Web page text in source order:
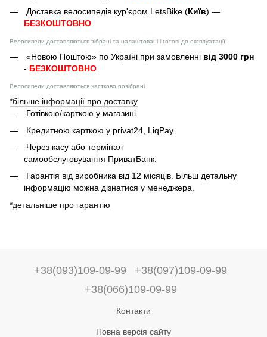
Доставка велосипедів кур'єром LetsBike (Київ) —
БЕЗКОШТОВНО.
Велосипеди доставляються зібрані та налаштовані і готові до експлуатації
«Новою Поштою» по Україні при замовленні від 3000 грн
- БЕЗКОШТОВНО
Велосипеди доставляються частково розібрані
*більше інформації про доставку
Готівкою/карткою у магазині.
Кредитною карткою у privat24, LiqPay.
Через касу або термінал
самообслуговування ПриватБанк.
Гарантія від виробника від 12 місяців. Більш детальну
інформацію можна дізнатися у менеджера.
*детальніше про гарантію
+38(093)109-09-99
+38(097)109-09-99
+38(066)109-09-99
Контакти
Повна версія сайту